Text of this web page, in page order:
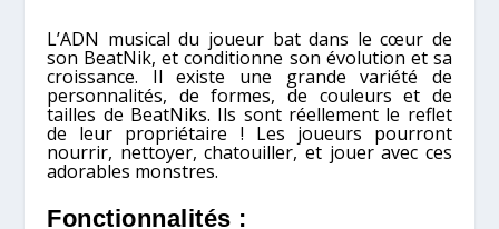
L’ADN musical du joueur bat dans le cœur de
son BeatNik, et conditionne son évolution et sa
croissance. Il existe une grande variété de
personnalités, de formes, de couleurs et de
tailles de BeatNiks. Ils sont réellement le reflet
de leur propriétaire ! Les joueurs pourront
nourrir, nettoyer, chatouiller, et jouer avec ces
adorables monstres.
Fonctionnalités :